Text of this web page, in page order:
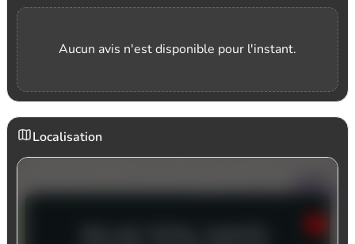
Aucun avis n'est disponible pour l'instant.
Localisation